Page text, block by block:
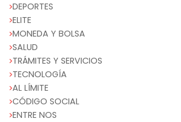
DEPORTES
ELITE
MONEDA Y BOLSA
SALUD
TRÁMITES Y SERVICIOS
TECNOLOGÍA
AL LÍMITE
CÓDIGO SOCIAL
ENTRE NOS